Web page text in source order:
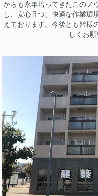
からも永年培ってきたこのノ
し、安心且つ、快適な作業環
えております。今後とも皆様
しくお願